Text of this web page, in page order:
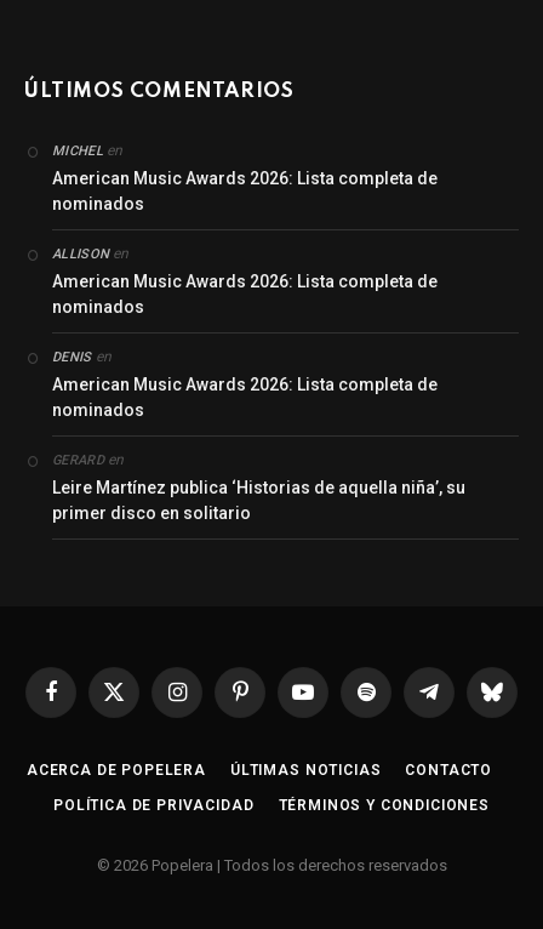
ÚLTIMOS COMENTARIOS
MICHEL en
American Music Awards 2026: Lista completa de
nominados
ALLISONen
American Music Awards 2026: Lista completa de
nominados
DENISen
American Music Awards 2026: Lista completa de
nominados
GERARDen
Leire Martínez publica ‘Historias de aquella niña’, su
primer disco en solitario
Facebook
X
InstagramPinterestYouTubeSpotify Telegrama
ACERCA DE POPELERA ÚLTIMAS NOTICIAS CONTACTO
POLÍTICA DE PRIVACIDAD TÉRMINOS Y CONDICIONES
© 2026 Popelera | Todos los derechos reservados